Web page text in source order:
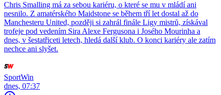
Chris Smalling má za sebou kariéru, o které se mu v mládí ani
nesnilo. Z amatérského Maidstone se během tří let dostal až do
Manchesteru United, později si zahrál finále Ligy mistrů, získával
trofeje pod vedením Sira Alexe Fergusona i Josého Mourinha a
dnes, v šestatřiceti letech, hledá další klub. O konci kariéry ale zatím
nechce ani slyšet.
SportWin
dnes, 07:37